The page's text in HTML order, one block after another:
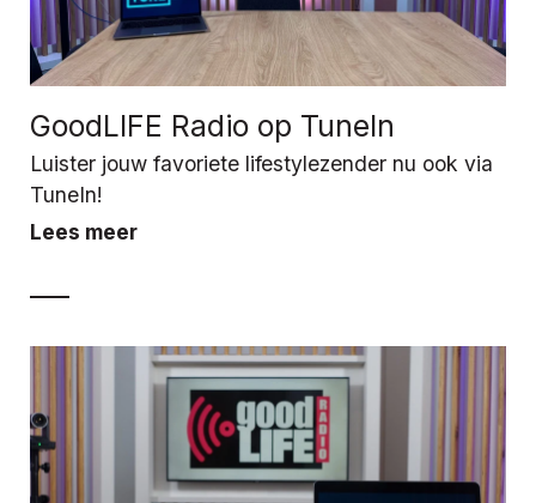
GoodLIFE Radio op TuneIn
Luister jouw favoriete lifestylezender nu ook via
TuneIn!
Lees meer